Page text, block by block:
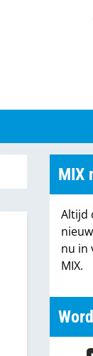
MIX
Altijd
nu in
MIX.